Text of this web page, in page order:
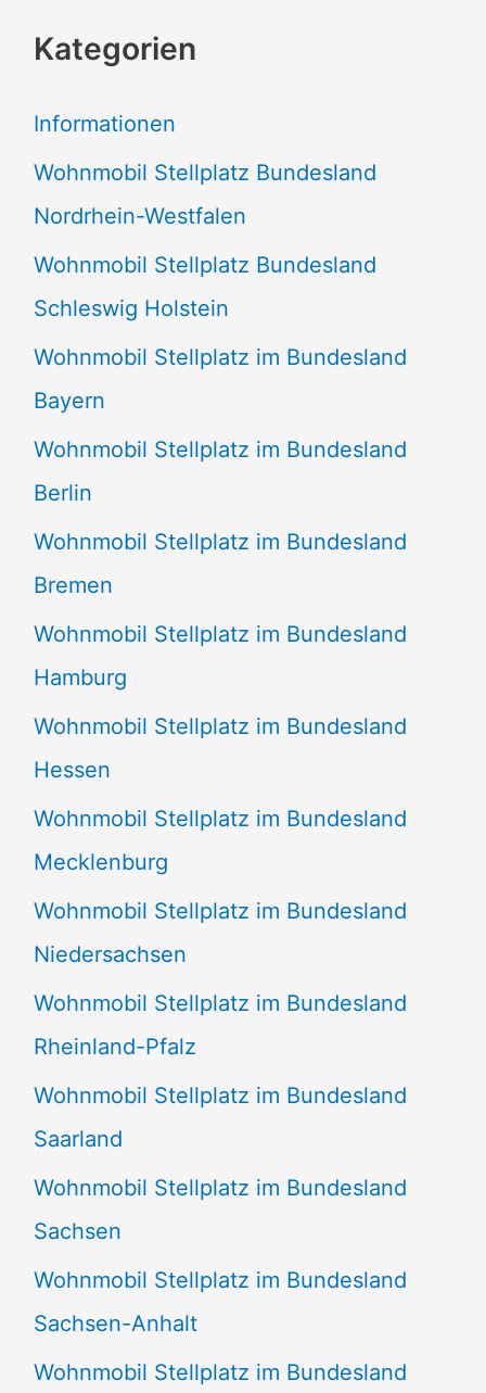
h
n
n
a
c
h
:
Kategorien
Informationen
Wohnmobil Stellplatz Bundesland
Nordrhein-Westfalen
Wohnmobil Stellplatz Bundesland
Schleswig Holstein
Wohnmobil Stellplatz im Bundesland
Bayern
Wohnmobil Stellplatz im Bundesland
Berlin
Wohnmobil Stellplatz im Bundesland
Bremen
Wohnmobil Stellplatz im Bundesland
Hamburg
Wohnmobil Stellplatz im Bundesland
Hessen
Wohnmobil Stellplatz im Bundesland
Mecklenburg
Wohnmobil Stellplatz im Bundesland
Niedersachsen
Wohnmobil Stellplatz im Bundesland
Rheinland-Pfalz
Wohnmobil Stellplatz im Bundesland
Saarland
Wohnmobil Stellplatz im Bundesland
Sachsen
Wohnmobil Stellplatz im Bundesland
Sachsen-Anhalt
Wohnmobil Stellplatz im Bundesland